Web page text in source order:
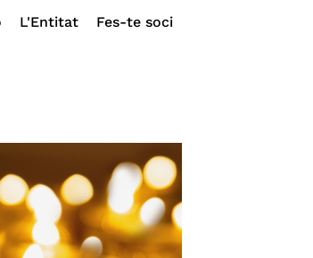
L'Entitat Fes-te soci